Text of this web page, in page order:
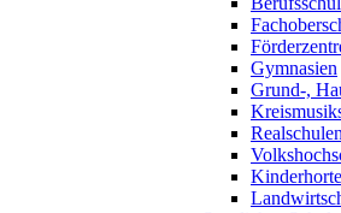
Gymnasien
Grund-,
Realschulen
Kinderhorte